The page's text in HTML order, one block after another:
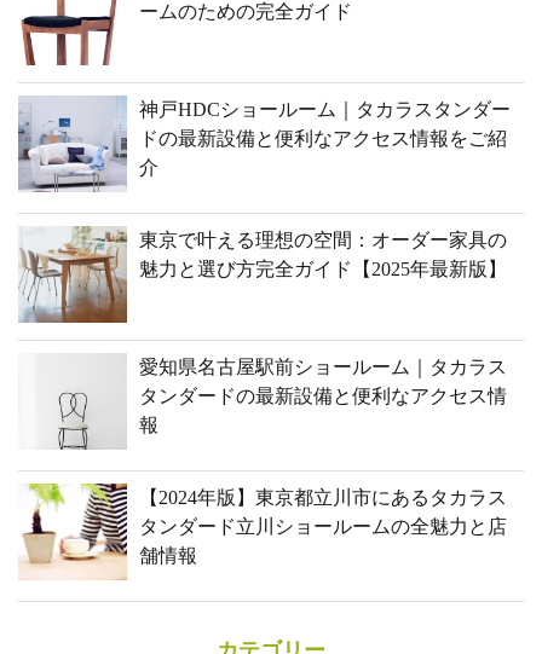
ームのための完全ガイド
神戸HDCショールーム｜タカラスタンダー
ドの最新設備と便利なアクセス情報をご紹
介
東京で叶える理想の空間：オーダー家具の
魅力と選び方完全ガイド【2025年最新版】
愛知県名古屋駅前ショールーム｜タカラス
タンダードの最新設備と便利なアクセス情
報
【2024年版】東京都立川市にあるタカラス
タンダード立川ショールームの全魅力と店
舗情報